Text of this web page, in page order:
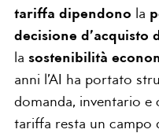
tariffa dipendono la
decisione d’acquisto
la sostenibilità
anni l’AI ha portato
domanda, inventario e
tariffa resta un campo